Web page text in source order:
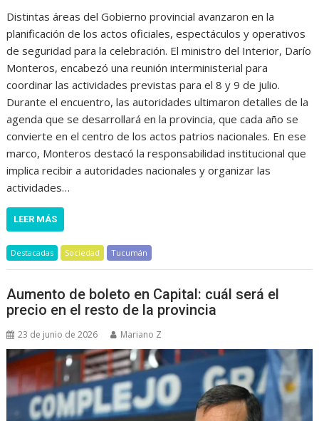
Distintas áreas del Gobierno provincial avanzaron en la
planificación de los actos oficiales, espectáculos y operativos
de seguridad para la celebración. El ministro del Interior, Darío
Monteros, encabezó una reunión interministerial para
coordinar las actividades previstas para el 8 y 9 de julio.
Durante el encuentro, las autoridades ultimaron detalles de la
agenda que se desarrollará en la provincia, que cada año se
convierte en el centro de los actos patrios nacionales. En ese
marco, Monteros destacó la responsabilidad institucional que
implica recibir a autoridades nacionales y organizar las
actividades…
LEER MÁS
Destacadas Sociedad Tucumán
Aumento de boleto en Capital: cuál será el
precio en el resto de la provincia
23 de junio de 2026 Mariano Z